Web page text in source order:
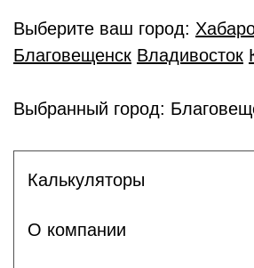
Выберите ваш город:
Благовещенск Владивосток
Выбранный город:
Калькуляторы
О компании